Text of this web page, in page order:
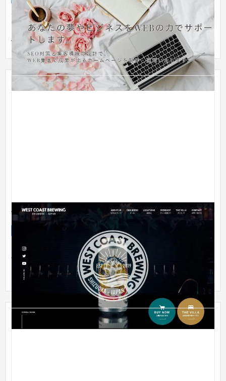
画面いっぱいのファーストビューでインパクトを出しました。
お問い合わせの導線を固定で追従し、いつでもお問い合わせに
息つけ...
West Coast Brewing オフィシャルサイト
オリジナルクラフトビールの製造・販売、飲食店経営をする
West Coast Brewingさま。 自社での自由な情報発信とブランド
力強化を...